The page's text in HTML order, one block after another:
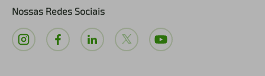
Nossas Redes Sociais